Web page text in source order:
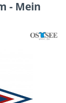
- Mein